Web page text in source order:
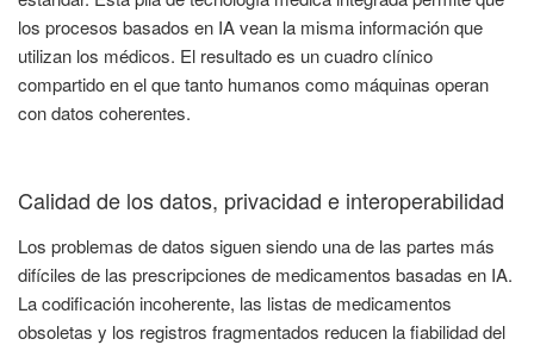
los procesos basados en IA vean la misma información que
utilizan los médicos. El resultado es un cuadro clínico
compartido en el que tanto humanos como máquinas operan
con datos coherentes.
Calidad de los datos, privacidad e interoperabilidad
Los problemas de datos siguen siendo una de las partes más
difíciles de las prescripciones de medicamentos basadas en IA.
La codificación incoherente, las listas de medicamentos
obsoletas y los registros fragmentados reducen la fiabilidad del